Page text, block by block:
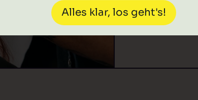
Alles klar, los geht's!